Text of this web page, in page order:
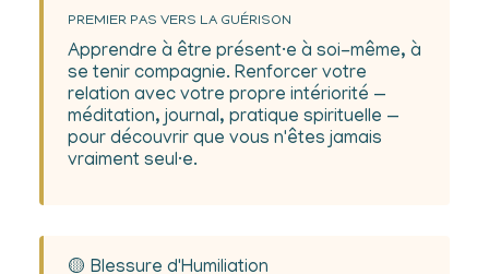
PREMIER PAS VERS LA GUÉRISON
Apprendre à être présent·e à soi-même, à
se tenir compagnie. Renforcer votre
relation avec votre propre intériorité —
méditation, journal, pratique spirituelle —
pour découvrir que vous n'êtes jamais
vraiment seul·e.
🟡 Blessure d'Humiliation